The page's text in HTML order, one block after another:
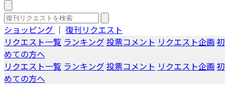
ショッピング ｜ 復刊リクエスト
リクエスト一覧 ランキング投票コメント リクエスト企画 初
めての方へ
リクエスト一覧 ランキング投票コメント リクエスト企画 初
めての方へ